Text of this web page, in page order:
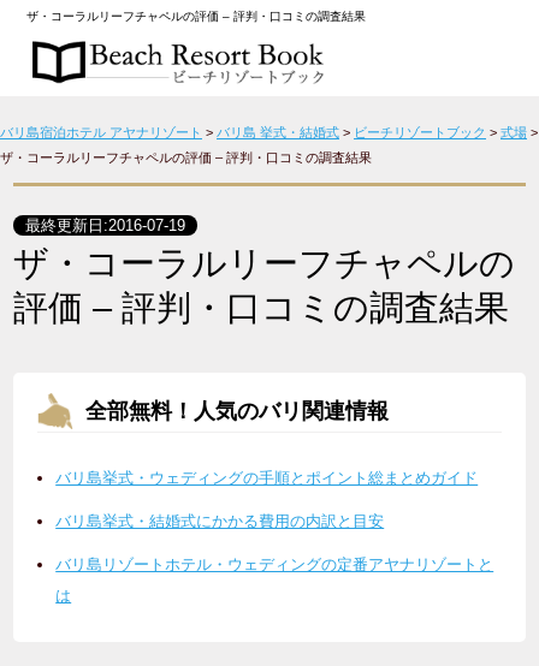
ザ・コーラルリーフチャペルの評価 – 評判・口コミの調査結果
バリ島宿泊ホテル アヤナリゾート > バリ島 挙式・結婚式 > ビーチリゾートブック > 式場 >
ザ・コーラルリーフチャペルの評価 – 評判・口コミの調査結果
最終更新日:2016-07-19
ザ・コーラルリーフチャペルの
評価 – 評判・口コミの調査結果
全部無料！人気のバリ関連情報
バリ島挙式・ウェディングの手順とポイント総まとめガイド
バリ島挙式・結婚式にかかる費用の内訳と目安
バリ島リゾートホテル・ウェディングの定番アヤナリゾートと
は